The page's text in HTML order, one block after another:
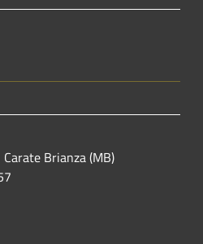
Brianza (MB)